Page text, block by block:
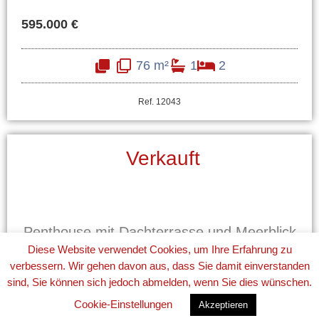
595.000 €
76 m² 1 2
Ref. 12043
Verkauft
Penthouse mit Dachterrasse und Meerblick
Bonanova
Diese Website verwendet Cookies, um Ihre Erfahrung zu
verbessern. Wir gehen davon aus, dass Sie damit einverstanden
sind, Sie können sich jedoch abmelden, wenn Sie dies wünschen.
Cookie-Einstellungen
Akzeptieren